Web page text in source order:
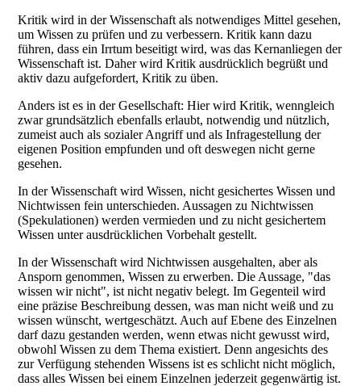
Kritik wird in der Wissenschaft als notwendiges Mittel gesehen,
um Wissen zu prüfen und zu verbessern. Kritik kann dazu
führen, dass ein Irrtum beseitigt wird, was das Kernanliegen der
Wissenschaft ist. Daher wird Kritik ausdrücklich begrüßt und
aktiv dazu aufgefordert, Kritik zu üben.
Anders ist es in der Gesellschaft: Hier wird Kritik, wenngleich
zwar grundsätzlich ebenfalls erlaubt, notwendig und nützlich,
zumeist auch als sozialer Angriff und als Infragestellung der
eigenen Position empfunden und oft deswegen nicht gerne
gesehen.
In der Wissenschaft wird Wissen, nicht gesichertes Wissen und
Nichtwissen fein unterschieden. Aussagen zu Nichtwissen
(Spekulationen) werden vermieden und zu nicht gesichertem
Wissen unter ausdrücklichen Vorbehalt gestellt.
In der Wissenschaft wird Nichtwissen ausgehalten, aber als
Ansporn genommen, Wissen zu erwerben. Die Aussage, "das
wissen wir nicht", ist nicht negativ belegt. Im Gegenteil wird
eine präzise Beschreibung dessen, was man nicht weiß und zu
wissen wünscht, wertgeschätzt. Auch auf Ebene des Einzelnen
darf dazu gestanden werden, wenn etwas nicht gewusst wird,
obwohl Wissen zu dem Thema existiert. Denn angesichts des
zur Verfügung stehenden Wissens ist es schlicht nicht möglich,
dass alles Wissen bei einem Einzelnen jederzeit gegenwärtig ist.